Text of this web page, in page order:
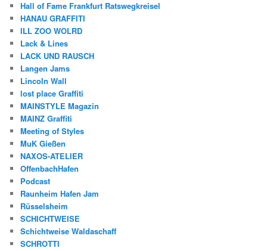
Hall of Fame Frankfurt Ratswegkreisel
HANAU GRAFFITI
ILL ZOO WOLRD
Lack & Lines
LACK UND RAUSCH
Langen Jams
Lincoln Wall
lost place Graffiti
MAINSTYLE Magazin
MAINZ Graffiti
Meeting of Styles
MuK Gießen
NAXOS-ATELIER
OffenbachHafen
Podcast
Raunheim Hafen Jam
Rüsselsheim
SCHICHTWEISE
Schichtweise Waldaschaff
SCHROTTI